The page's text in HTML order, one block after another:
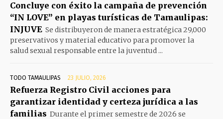
Concluye con éxito la campaña de prevención
“IN LOVE” en playas turísticas de Tamaulipas:
INJUVE Se distribuyeron de manera estratégica 29,000
preservativos y material educativo para promover la
salud sexual responsable entre la juventud ...
TODO TAMAULIPAS 23 JULIO, 2026
Refuerza Registro Civil acciones para
garantizar identidad y certeza jurídica a las
familias Durante el primer semestre de 2026 se